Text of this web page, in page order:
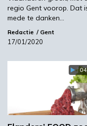
Flanders Biobased
Hoogleraren
regio Gent voorop. Dat
mede te danken…
Redactie Gent
17/01/2020